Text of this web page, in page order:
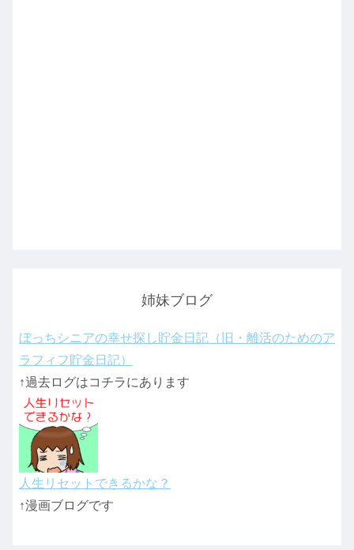
姉妹ブログ
ぼっちシニアの幸せ探し貯金日記（旧・離活のためのア
ラフィフ貯金日記）
↑過去ログはコチラにあります
人生リセットできるかな？
↑漫画ブログです